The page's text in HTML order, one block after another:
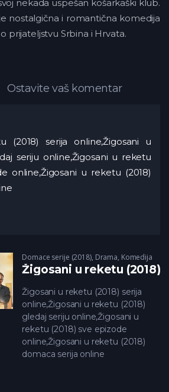
nekada uspešan košarkaški klub.
nostalgična i romantična komedija
prijateljstvu Srbina i Hrvata.
Ostavite vaš komentar
(2018) serija online,Žigosani u
seriju online,Žigosani u reketu
online,Žigosani u reketu (2018)
Domace serije (2018), Drama, Komedija
Žigosani u reketu (2018)
Žigosani u reketu (2018) serija
online,Žigosani u reketu (2018)
gledaj seriju online,Žigosani u
reketu (2018) sve epizode
online,Žigosani u reketu (2018)
domaca serija online